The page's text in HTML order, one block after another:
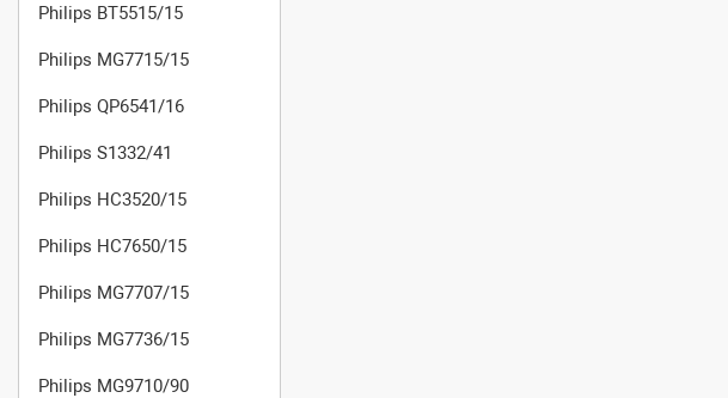
Philips BT5515/15
Philips MG7715/15
Philips QP6541/16
Philips S1332/41
Philips HC3520/15
Philips HC7650/15
Philips MG7707/15
Philips MG7736/15
Philips MG9710/90